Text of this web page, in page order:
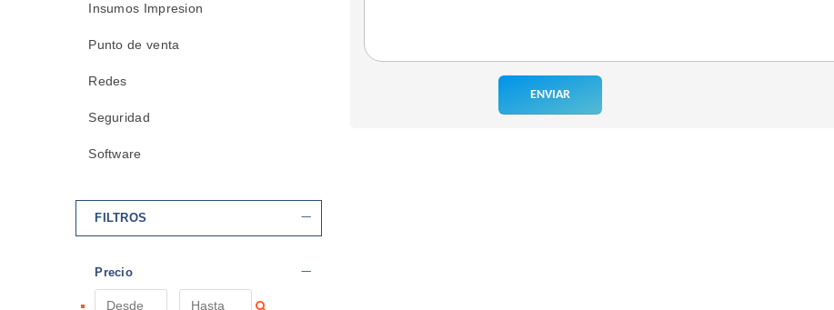
Insumos Impresion
Punto de venta
Redes
Seguridad
Software
FILTROS
Precio
ENVIAR